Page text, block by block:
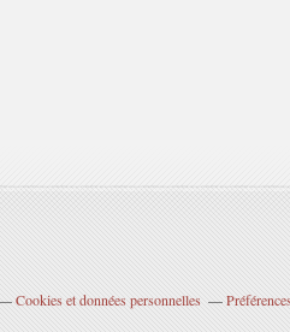
Cookies et données personnelles